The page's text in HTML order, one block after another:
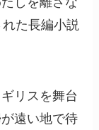
た長編小説
リスを舞台
遠い地で待